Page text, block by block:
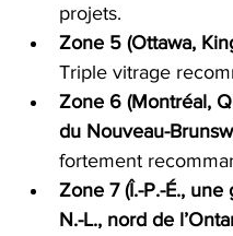
projets.
Zone 5 (Ottawa,
Triple vitrage
Zone 6 (Montréal,
du Nouveau-
fortement
Zone 7 (Î.-P.-É.,
N.-L., nord de